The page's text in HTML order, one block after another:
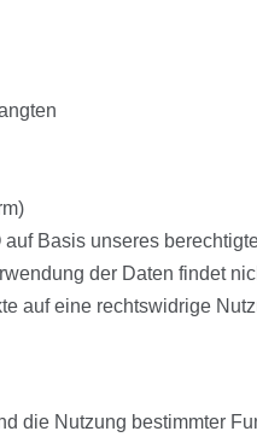
Basis unseres
der Daten findet
auf eine rechtswidrige
die Nutzung bestimmter